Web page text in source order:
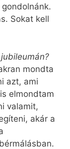
Sokat kell
mondta
azt, ami
elmondtam
valamit,
akár a